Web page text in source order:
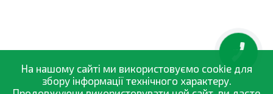
На нашому сайті ми використовуємо cookie для
збору інформації технічного характеру.
КНОПКА